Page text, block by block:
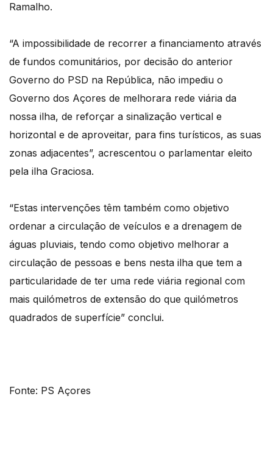
Ramalho.
“A impossibilidade de recorrer a financiamento através
de fundos comunitários, por decisão do anterior
Governo do PSD na República, não impediu o
Governo dos Açores de melhorara rede viária da
nossa ilha, de reforçar a sinalização vertical e
horizontal e de aproveitar, para fins turísticos, as suas
zonas adjacentes”, acrescentou o parlamentar eleito
pela ilha Graciosa.
“Estas intervenções têm também como objetivo
ordenar a circulação de veículos e a drenagem de
águas pluviais, tendo como objetivo melhorar a
circulação de pessoas e bens nesta ilha que tem a
particularidade de ter uma rede viária regional com
mais quilómetros de extensão do que quilómetros
quadrados de superfície” conclui.
Fonte: PS Açores